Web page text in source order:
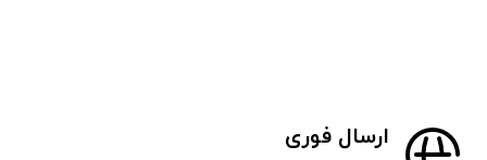
ارسال فوری